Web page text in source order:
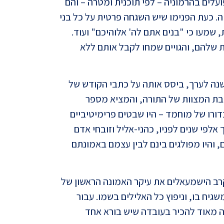
כעת הפנימו שיש השגחה פרטית על כל בני
שמעו כי "בנים אתם לה' אלוהיכם" ועוד.
שלהם, והגויים שמחו לקבל אותם ללא
שייסד את דת האסלאם לפני 1400 שנה לערך, ביסס אותה על כתבי הקודש של
המצוות של התורה, והמציא מספר
של מוחמד – היו שבטים פרימיטיביים
שנים לפניו, כהני-אליל וזובחי אדם
מפולגים בינם לבין עצמם באמונתם
הישמעאלים את עיקר האמונה הראשון של
בו, וניפוץ כל האלילים בשמו. עבור
מאוד להכיר בעובדה שיש בורא אחד